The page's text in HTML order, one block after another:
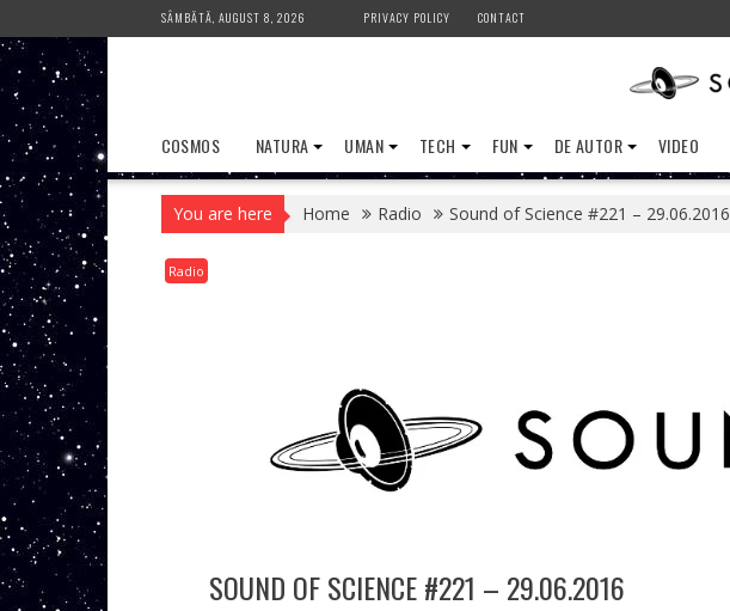
to
content
SÂMBĂTĂ, AUGUST 8, 2026 PRIVACY POLICY CONTACT
COSMOS NATURA UMAN TECH FUN DE AUTOR VIDEO
You are here Home Radio Sound of Science #221 – 29.06.2016
Radio
SOUND OF SCIENCE #221 – 29.06.2016